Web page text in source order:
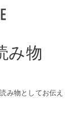
日プレゼント
み物
み物としてお伝え